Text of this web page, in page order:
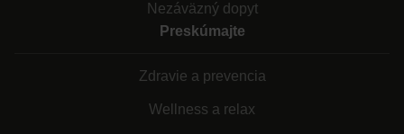
Nezáväzný dopyt
Preskúmajte
Zdravie a prevencia
Wellness a relax